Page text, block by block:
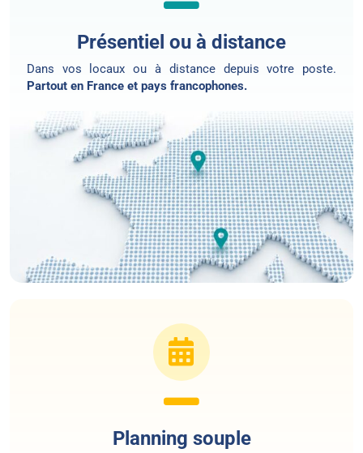
Présentiel ou à distance
Dans vos locaux ou à distancedepuis votre poste.
Partout en France et pays francophones.
Planning souple